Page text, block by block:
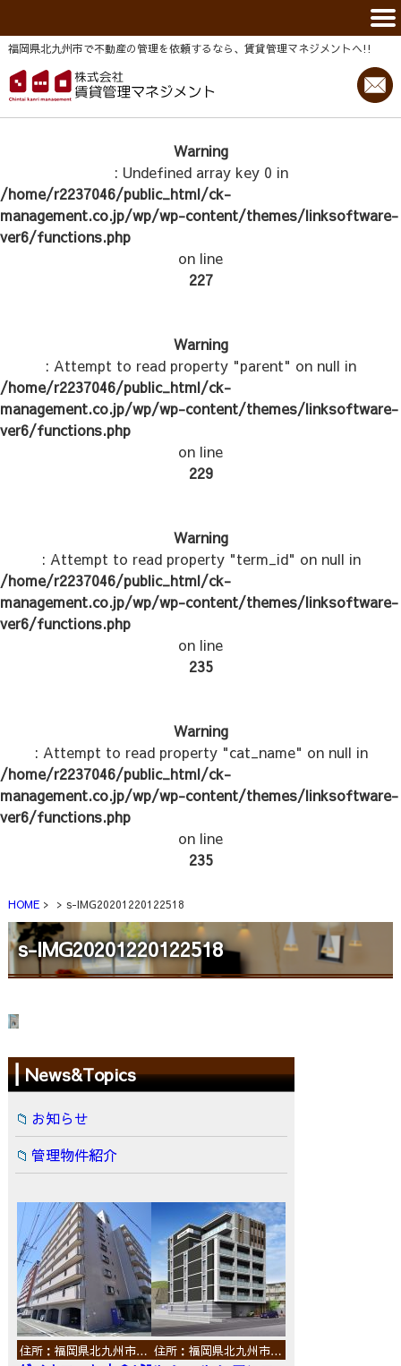
福岡県北九州市で不動産の管理を依頼するなら、賃貸管理マネジメントヘ!!
Warning
: Undefined array key 0 in
/home/r2237046/public_html/ck-
management.co.jp/wp/wp-content/themes/linksoftware-
ver6/functions.php
on line
227
Warning
: Attempt to read property "parent" on null in
/home/r2237046/public_html/ck-
management.co.jp/wp/wp-content/themes/linksoftware-
ver6/functions.php
on line
229
Warning
: Attempt to read property "term_id" on null in
/home/r2237046/public_html/ck-
management.co.jp/wp/wp-content/themes/linksoftware-
ver6/functions.php
on line
235
Warning
: Attempt to read property "cat_name" on null in
/home/r2237046/public_html/ck-
management.co.jp/wp/wp-content/themes/linksoftware-
ver6/functions.php
on line
235
HOME s-IMG20201220122518
s-IMG20201220122518
News&Topics
お知らせ
管理物件紹介
住所：福岡県北九州市… 住所：福岡県北九州市…